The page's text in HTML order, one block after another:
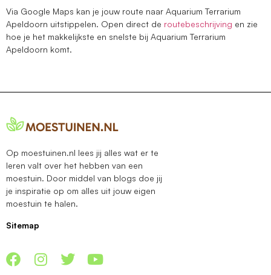
Via Google Maps kan je jouw route naar Aquarium Terrarium
Apeldoorn uitstippelen. Open direct de routebeschrijving en zie
hoe je het makkelijkste en snelste bij Aquarium Terrarium
Apeldoorn komt.
Op moestuinen.nl lees jij alles wat er te
leren valt over het hebben van een
moestuin. Door middel van blogs doe jij
je inspiratie op om alles uit jouw eigen
moestuin te halen.
Sitemap